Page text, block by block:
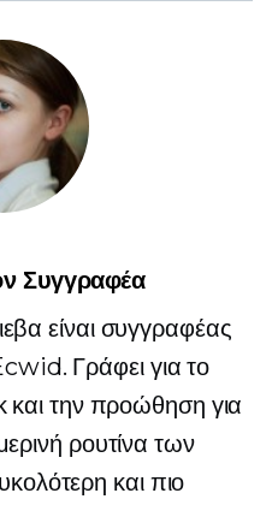
Συγγραφέα
είναι συγγραφέας
Γράφει για το
και την προώθηση για
ρουτίνα των
και πιο